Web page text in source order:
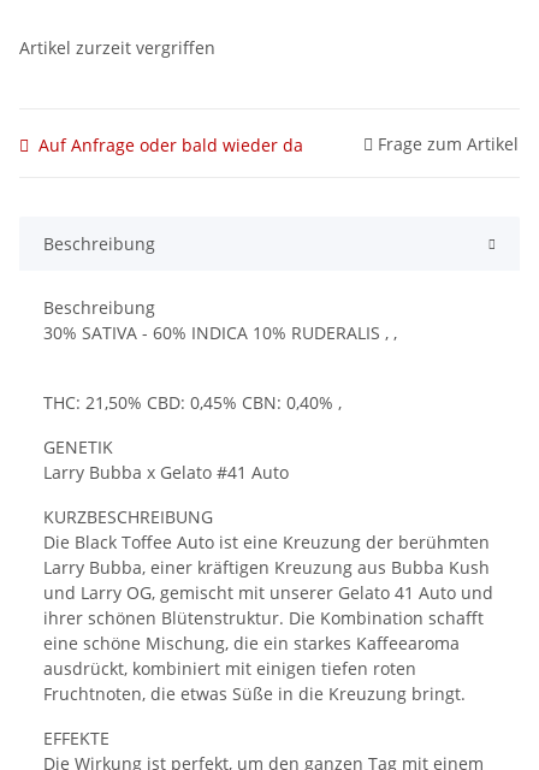
Artikel zurzeit vergriffen
Auf Anfrage oder bald wieder da Frage zum Artikel
Beschreibung
Beschreibung
30% SATIVA - 60% INDICA 10% RUDERALIS , ,
THC: 21,50% CBD: 0,45% CBN: 0,40% ,
GENETIK
Larry Bubba x Gelato #41 Auto
KURZBESCHREIBUNG
Die Black Toffee Auto ist eine Kreuzung der berühmten
Larry Bubba, einer kräftigen Kreuzung aus Bubba Kush
und Larry OG, gemischt mit unserer Gelato 41 Auto und
ihrer schönen Blütenstruktur. Die Kombination schafft
eine schöne Mischung, die ein starkes Kaffeearoma
ausdrückt, kombiniert mit einigen tiefen roten
Fruchtnoten, die etwas Süße in die Kreuzung bringt.
EFFEKTE
Die Wirkung ist perfekt, um den ganzen Tag mit einem